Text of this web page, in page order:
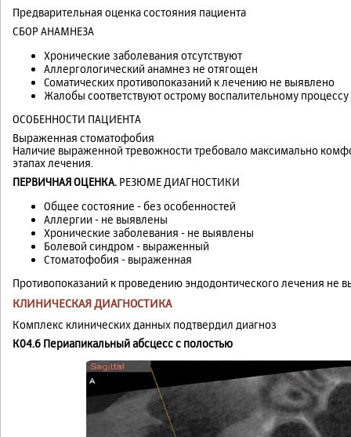
Предварительная оценка состояния пациента
СБОР АНАМНЕЗА
Хронические заболевания отсутствуют
Аллергологический анамнез не отягощен
Соматических противопоказаний к лечению не выявлено
Жалобы соответствуют острому воспалительному процессу
ОСОБЕННОСТИ ПАЦИЕНТА
Выраженная стоматофобия
Наличие выраженной тревожности требовало максимально
этапах лечения.
ПЕРВИЧНАЯ ОЦЕНКА. РЕЗЮМЕ ДИАГНОСТИКИ
Общее состояние - без особенностей
Аллергии - не выявлены
Хронические заболевания - не выявлены
Болевой синдром - выраженный
Стоматофобия - выраженная
Противопоказаний к проведению эндодонтического лечения не
КЛИНИЧЕСКАЯ ДИАГНОСТИКА
Комплекс клинических данных подтвердил диагноз
К04.6 Периапикальный абсцесс с полостью